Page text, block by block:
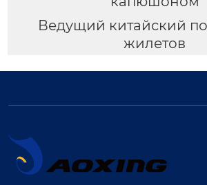
Ведущий китайский
жилетов